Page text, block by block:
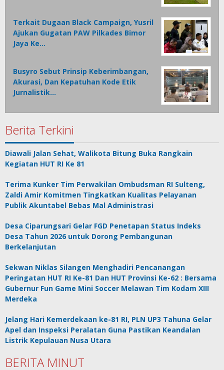
Terkait Dugaan Black Campaign, Yusril
Ajukan Gugatan PAW Pilkades Bimor
Jaya Ke…
Busyro Sebut Prinsip Keberimbangan,
Akurasi, Dan Kepatuhan Kode Etik
Jurnalistik…
Berita Terkini
Diawali Jalan Sehat, Walikota Bitung Buka Rangkain
Kegiatan HUT RI Ke 81
Terima Kunker Tim Perwakilan Ombudsman RI Sulteng,
Zaldi Amir Komitmen Tingkatkan Kualitas Pelayanan
Publik Akuntabel Bebas Mal Administrasi
Desa Ciparungsari Gelar FGD Penetapan Status Indeks
Desa Tahun 2026 untuk Dorong Pembangunan
Berkelanjutan
Sekwan Niklas Silangen Menghadiri Pencanangan
Peringatan HUT RI Ke-81 Dan HUT Provinsi Ke-62 : Bersama
Gubernur Fun Game Mini Soccer Melawan Tim Kodam XIII
Merdeka
Jelang Hari Kemerdekaan ke-81 RI, PLN UP3 Tahuna Gelar
Apel dan Inspeksi Peralatan Guna Pastikan Keandalan
Listrik Kepulauan Nusa Utara
BERITA MINUT